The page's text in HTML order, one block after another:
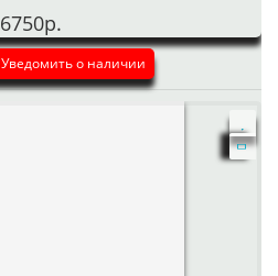
6750р.
Уведомить о наличии